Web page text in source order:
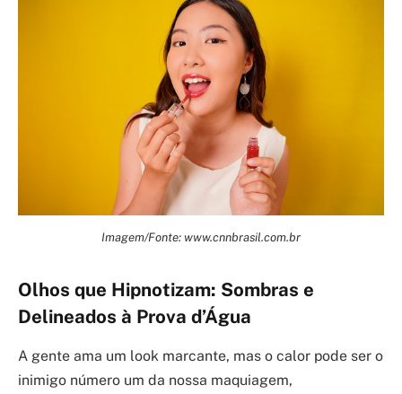
Imagem/Fonte: www.cnnbrasil.com.br
Olhos que Hipnotizam: Sombras e
Delineados à Prova d’Água
A gente ama um look marcante, mas o calor pode ser o
inimigo número um da nossa maquiagem,